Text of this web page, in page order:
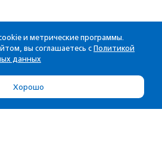
и метрические программы.
вы соглашаетесь с Политикой
данных
Хорошо